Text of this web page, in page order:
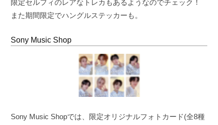
限定セルフィのレアなトレカもあるようなのでチェック！
また期間限定でハングルステッカーも。
Sony Music Shop
Sony Music Shopでは、限定オリジナルフォトカード(全8種